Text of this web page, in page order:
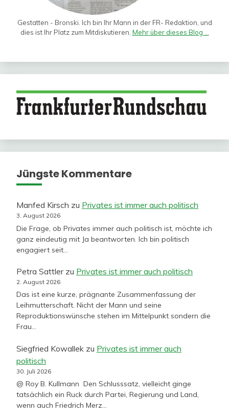
Gestatten - Bronski. Ich bin Ihr Mann in der FR- Redaktion, und
dies ist Ihr Platz zum Mitdiskutieren. Mehr über dieses Blog ...
Jüngste Kommentare
Manfed Kirsch zu Privates ist immer auch politisch
3. August 2026
Die Frage, ob Privates immer auch politisch ist, möchte ich
ganz eindeutig mit Ja beantworten. Ich bin politisch
engagiert seit…
Petra Sattlerzu Privates ist immer auch politisch
2. August 2026
Das ist eine kurze, prägnante Zusammenfassung der
Leihmutterschaft. Nicht der Mann und seine
Reproduktionswünsche stehen im Mittelpunkt sondern die
Frau…
Siegfried Kowallek zu Privates ist immer auch
politisch
30. Juli 2026
@ Roy B. Kullmann Den Schlusssatz, vielleicht ginge
tatsächlich ein Ruck durch Partei, Regierung und Land,
wenn auch Friedrich Merz…